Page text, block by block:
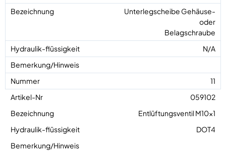
Unterlegscheibe Gehäuse-
oder
Belagschraube
N/A
11
059102
Entlüftungsventil M10x1
DOT4